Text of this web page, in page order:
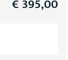
€ 395,00